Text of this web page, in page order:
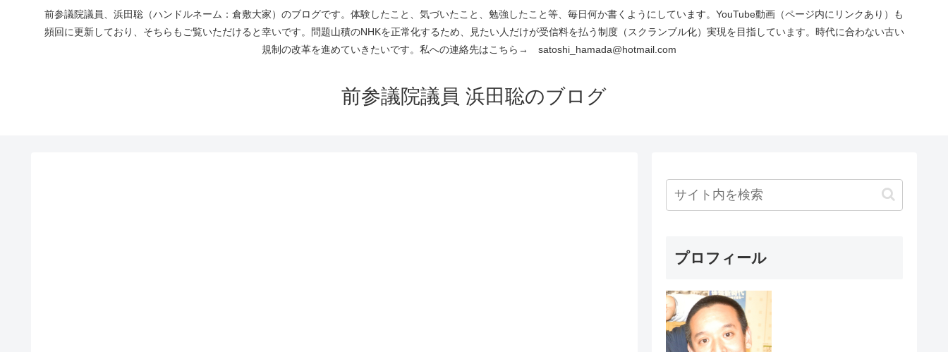
前参議院議員、浜田聡（ハンドルネーム：倉敷大家）のブログです。体験したこと、気づいたこと、勉強したこと等、毎日何か書くようにしています。YouTube動画（ページ内にリンクあり）も
頻回に更新しており、そちらもご覧いただけると幸いです。問題山積のNHKを正常化するため、見たい人だけが受信料を払う制度（スクランブル化）実現を目指しています。時代に合わない古い
規制の改革を進めていきたいです。私への連絡先はこちら→ satoshi_hamada@hotmail.com
前参議院議員 浜田聡のブログ
プロフィール